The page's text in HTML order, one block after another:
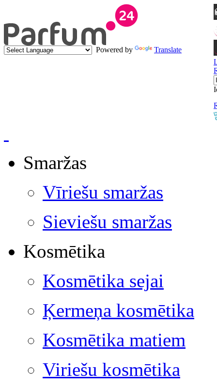
Powered by
Translate
Smaržas
Vīriešu smaržas
Sieviešu smaržas
Kosmētika
Kosmētika sejai
Ķermeņa kosmētika
Kosmētika matiem
Viriešu kosmētika